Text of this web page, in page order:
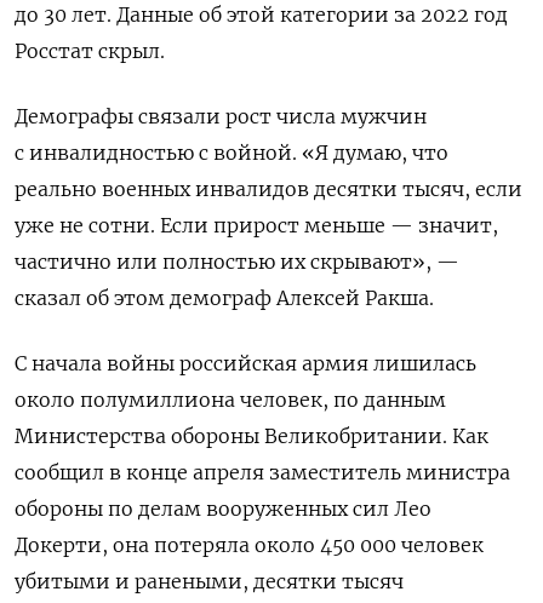
до 30 лет. Данные об этой категории за 2022 год
Росстат скрыл.
Демографы связали рост числа мужчин
с инвалидностью с войной. «Я думаю, что
реально военных инвалидов десятки тысяч, если
уже не сотни. Если прирост меньше — значит,
частично или полностью их скрывают», —
сказал об этом демограф Алексей Ракша.
С начала войны российская армия лишилась
около полумиллиона человек, по данным
Министерства обороны Великобритании. Как
сообщил в конце апреля заместитель министра
обороны по делам вооруженных сил Лео
Докерти, она потеряла около 450 000 человек
убитыми и ранеными, десятки тысяч